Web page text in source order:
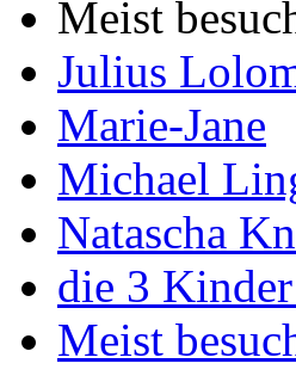
Meist
Julius
Marie-Jane
Michael
Natascha
die 3
Meist